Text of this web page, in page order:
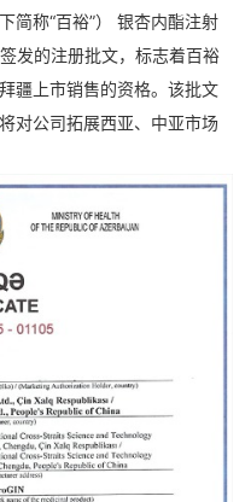
简称“百裕”） 银杏内酯注射
发的注册批文，标志着百裕
疆上市销售的资格。该批文
对公司拓展西亚、中亚市场